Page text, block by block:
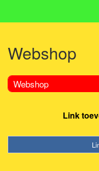
Webshop
Webshop
Link